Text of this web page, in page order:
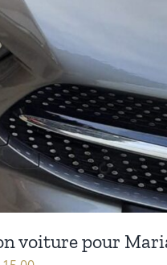
voiture pour